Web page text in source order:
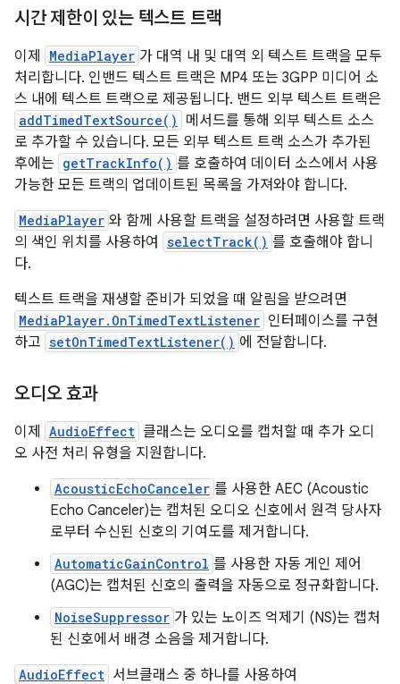
시간 제한이 있는 텍스트 트랙
이제 MediaPlayer 가 대역 내 및 대역 외 텍스트 트랙을 모두
처리합니다. 인밴드 텍스트 트랙은 MP4 또는 3GPP 미디어 소
스 내에 텍스트 트랙으로 제공됩니다. 밴드 외부 텍스트 트랙은
addTimedTextSource()
메서드를 통해 외부 텍스트 소스
로 추가할 수 있습니다. 모든 외부 텍스트 트랙 소스가 추가된
후에는 getTrackInfo() 를 호출하여 데이터 소스에서 사용
가능한 모든 트랙의 업데이트된 목록을 가져와야 합니다.
MediaPlayer 와 함께 사용할 트랙을 설정하려면 사용할 트랙
의 색인 위치를 사용하여
selectTrack() 를 호출해야 합니
다.
텍스트 트랙을 재생할 준비가 되었을 때 알림을 받으려면
MediaPlayer.OnTimedTextListener 인터페이스를 구현
하고 setOnTimedTextListener() 에 전달합니다.
오디오 효과
이제 AudioEffect 클래스는 오디오를 캡처할 때 추가 오디
오 사전 처리 유형을 지원합니다.
AcousticEchoCanceler 를 사용한 AEC (Acoustic
Echo Canceler)는 캡처된 오디오 신호에서 원격 당사자
로부터 수신된 신호의 기여도를 제거합니다.
AutomaticGainControl 를 사용한 자동 게인 제어
(AGC)는 캡처된 신호의 출력을 자동으로 정규화합니다.
NoiseSuppressor 가 있는 노이즈 억제기 (NS)는 캡처
된 신호에서 배경 소음을 제거합니다.
AudioEffect 서브클래스 중 하나를 사용하여